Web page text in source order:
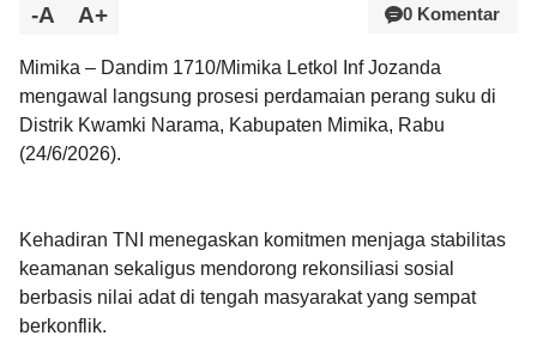
-A A+ 0 Komentar
Mimika – Dandim 1710/Mimika Letkol Inf Jozanda
mengawal langsung prosesi perdamaian perang suku di
Distrik Kwamki Narama, Kabupaten Mimika, Rabu
(24/6/2026).
Kehadiran TNI menegaskan komitmen menjaga stabilitas
keamanan sekaligus mendorong rekonsiliasi sosial
berbasis nilai adat di tengah masyarakat yang sempat
berkonflik.